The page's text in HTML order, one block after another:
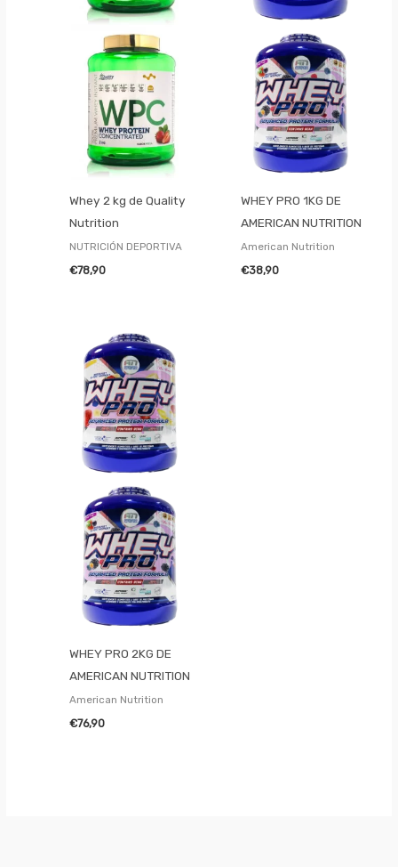
Whey 2 kg de Quality
Nutrition
NUTRICIÓN DEPORTIVA
€78,90
WHEY PRO 1KG DE
AMERICAN NUTRITION
American Nutrition
€38,90
WHEY PRO 2KG DE
AMERICAN NUTRITION
American Nutrition
€76,90